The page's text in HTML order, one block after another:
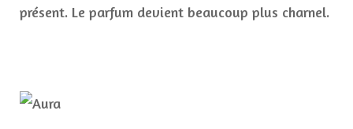
présent. Le parfum devient beaucoup plus charnel.